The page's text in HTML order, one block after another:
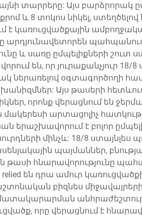
տարրերը: Այս
և 8 տոկոս նիկել,
կառուցվածքային
արդյունավետորեն
և սառը ըմպելիքների
են, որ
օգտագործողի
Այս թասերի
որոնք վերացնում են
արտացոլիչ
է բոլոր
մինչև: 18/8
պայմաններ,
հնարավորությունը
relied են դրա ամուր
բիզնես
որը վերացնում է